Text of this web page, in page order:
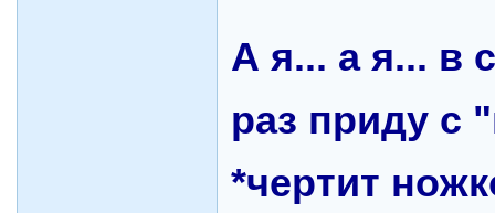
А я... а я... в
раз приду с
*чертит